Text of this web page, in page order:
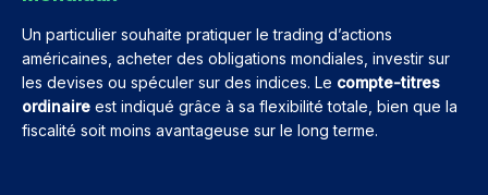
Un particulier souhaite pratiquer le trading d’actions
américaines, acheter des obligations mondiales, investir sur
les devises ou spéculer sur des indices. Le compte-titres
ordinaire est indiqué grâce à sa flexibilité totale, bien que la
fiscalité soit moins avantageuse sur le long terme.